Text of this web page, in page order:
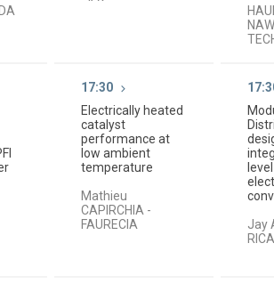
17:30
Electrically heated
catalyst
performance at
low ambient
temperature
Mathieu
CAPIRCHIA -
FAURECIA
Jay